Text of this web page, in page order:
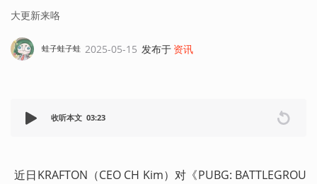
大更新来咯
蛙子蛙子蛙 2025-05-15 发布于 资讯
收听本文 03:23
近日KRAFTON（CEO CH Kim）对《PUBG: BATTLEGROU